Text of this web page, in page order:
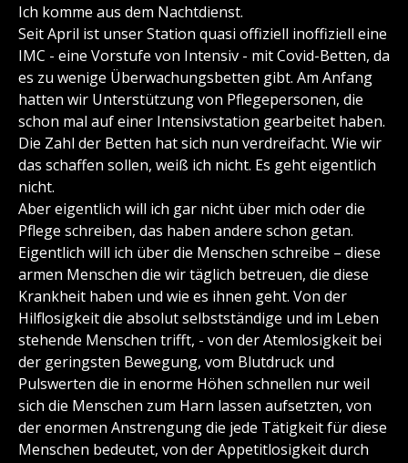
Ich komme aus dem Nachtdienst.
Seit April ist unser Station quasi offiziell inoffiziell eine
IMC - eine Vorstufe von Intensiv - mit Covid-Betten, da
es zu wenige Überwachungsbetten gibt. Am Anfang
hatten wir Unterstützung von Pflegepersonen, die
schon mal auf einer Intensivstation gearbeitet haben.
Die Zahl der Betten hat sich nun verdreifacht. Wie wir
das schaffen sollen, weiß ich nicht. Es geht eigentlich
nicht.
Aber eigentlich will ich gar nicht über mich oder die
Pflege schreiben, das haben andere schon getan.
Eigentlich will ich über die Menschen schreibe – diese
armen Menschen die wir täglich betreuen, die diese
Krankheit haben und wie es ihnen geht. Von der
Hilflosigkeit die absolut selbstständige und im Leben
stehende Menschen trifft, - von der Atemlosigkeit bei
der geringsten Bewegung, vom Blutdruck und
Pulswerten die in enorme Höhen schnellen nur weil
sich die Menschen zum Harn lassen aufsetzten, von
der enormen Anstrengung die jede Tätigkeit für diese
Menschen bedeutet, von der Appetitlosigkeit durch